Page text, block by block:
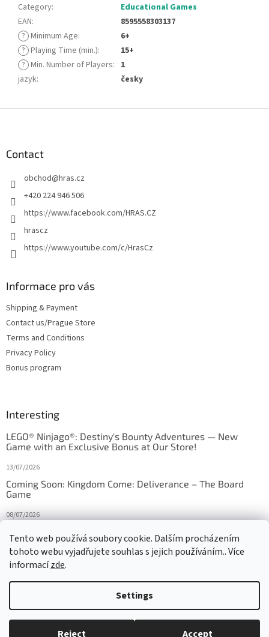
Tento web používá soubory cookie. Dalším procházením
tohoto webu vyjadřujete souhlas s jejich používáním.. Více
informacízde.
Settings
Reject Accept
Category:
Educational Games
EAN:
8595558303137
? Minimum Age:
6+
? Playing Time (min.):
15+
? Min. Number of Players: 1
jazyk: česky
Contact
obchod@hras.cz
+420 224 946 506
https://www.facebook.com/HRAS.CZ
hrascz
https://www.youtube.com/c/HrasCz
Informace pro vás
Shipping & Payment
Contact us/Prague Store
Terms and Conditions
Privacy Policy
Bonus program
Interesting
LEGO® Ninjago®: Destiny's Bounty Adventures — New
Game with an Exclusive Bonus at Our Store!
13/07/2026
Coming Soon: Kingdom Come: Deliverance – The Board
Game
08/07/2026
27/10/2025
Created by Shoptet
Copyright 2026HRAS Edit cookie settings